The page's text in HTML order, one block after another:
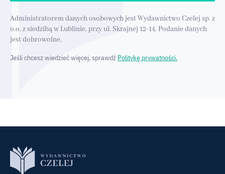
Administratorem danych osobowych jest Wydawnictwo Czelej sp. z
o.o. z siedzibą w Lublinie, przy ul. Skrajnej 12-14. Podanie danych
jest dobrowolne.
Jeśli chcesz wiedzieć więcej, sprawdź Politykę prywatności.